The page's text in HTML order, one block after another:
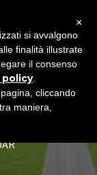
×
si avvalgono
finalità illustrate
il consenso
.
cliccando
maniera,